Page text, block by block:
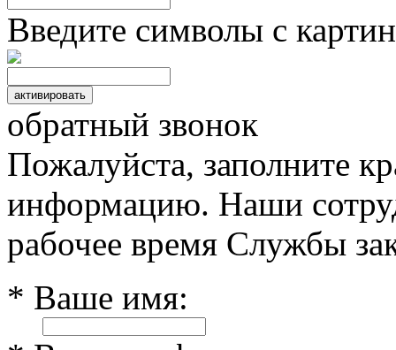
Введите символы с
обратный звонок
Пожалуйста, заполните
информацию. Наши
рабочее время Службы
* Ваше имя: